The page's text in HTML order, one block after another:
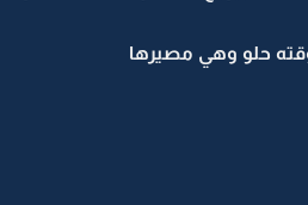
حلو وهي مصيرها